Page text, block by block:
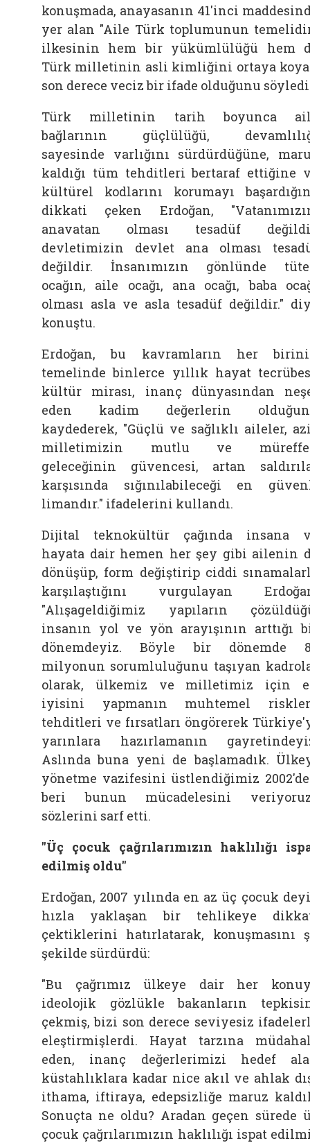
konuşmada, anayasanın 41'inci
yer alan "Aile Türk toplumunun
ilkesinin hem bir yükümlülüğü hem
Türk milletinin asli kimliğini ortaya
son derece veciz bir ifade olduğunu
Türk milletinin tarih boyunca
bağlarının güçlülüğü,
sayesinde varlığını sürdürdüğüne,
kaldığı tüm tehditleri bertaraf ettiğine
kültürel kodlarını korumayı
dikkati çeken Erdoğan,
anavatan olması tesadüf
devletimizin devlet ana olması
değildir. İnsanımızın gönlünde
ocağın, aile ocağı, ana ocağı, baba
olması asla ve asla tesadüf değildir."
konuştu.
Erdoğan, bu kavramların her
temelinde binlerce yıllık hayat
kültür mirası, inanç dünyasından
eden kadim değerlerin
kaydederek, "Güçlü ve sağlıklı aileler,
milletimizin mutlu ve
geleceğinin güvencesi, artan
karşısında sığınılabileceği en
limandır." ifadelerini kullandı.
Dijital teknokültür çağında insana
hayata dair hemen her şey gibi ailenin
dönüşüp, form değiştirip ciddi
karşılaştığını vurgulayan
"Alışageldiğimiz yapıların
insanın yol ve yön arayışının arttığı
dönemdeyiz. Böyle bir dönemde
milyonun sorumluluğunu taşıyan
olarak, ülkemiz ve milletimiz için
iyisini yapmanın muhtemel
tehditleri ve fırsatları öngörerek
yarınlara hazırlamanın
Aslında buna yeni de başlamadık.
yönetme vazifesini üstlendiğimiz
beri bunun mücadelesini
sözlerini sarf etti.
"Üç çocuk çağrılarımızın haklılığı
edilmiş oldu"
Erdoğan, 2007 yılında en az üç çocuk
hızla yaklaşan bir tehlikeye
çektiklerini hatırlatarak, konuşmasını
şekilde sürdürdü:
"Bu çağrımız ülkeye dair her
ideolojik gözlükle bakanların
çekmiş, bizi son derece seviyesiz
eleştirmişlerdi. Hayat tarzına
eden, inanç değerlerimizi hedef
küstahlıklara kadar nice akıl ve ahlak
ithama, iftiraya, edepsizliğe maruz
Sonuçta ne oldu? Aradan geçen sürede
çocuk çağrılarımızın haklılığı ispat